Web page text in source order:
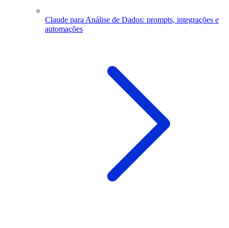
Claude para Análise de Dados: prompts, integrações e
automações